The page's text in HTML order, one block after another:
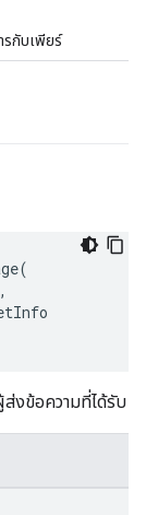
รกับเพียร์
(
,
งข้อความที่ได้รับ